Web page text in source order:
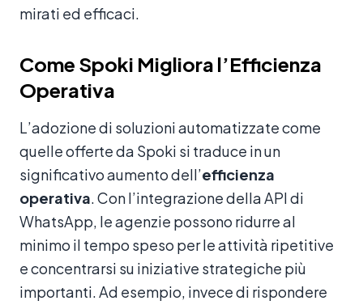
mirati ed efficaci.
Come Spoki Migliora l’Efficienza
Operativa
L’adozione di soluzioni automatizzate come
quelle offerte da Spoki si traduce in un
significativo aumento dell’efficienza
operativa. Con l’integrazione della API di
WhatsApp, le agenzie possono ridurre al
minimo il tempo speso per le attività ripetitive
e concentrarsi su iniziative strategiche più
importanti. Ad esempio, invece di rispondere